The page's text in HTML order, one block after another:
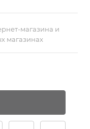
магазина и
магазинах